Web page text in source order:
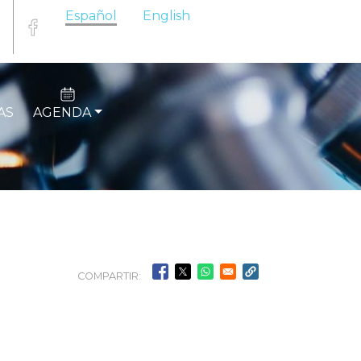
Español English
AGENDA
COMPARTIR: